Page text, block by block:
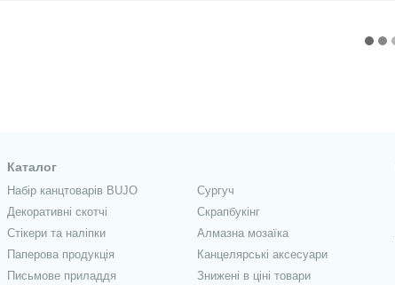
Каталог
Набір канцтоварів BUJO
Декоративні скотчі
Стікери та наліпки
Паперова продукція
Письмове приладдя
Сургуч
Скрапбукінг
Алмазна мозаїка
Канцелярські аксесуари
Знижені в ціні товари